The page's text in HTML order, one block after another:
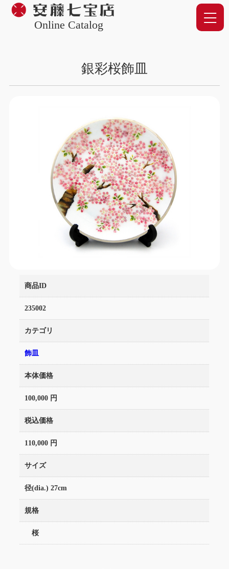
Online Catalog
銀彩桜飾皿
商品ID
235002
カテゴリ
飾皿
本体価格
100,000 円
税込価格
110,000 円
サイズ
径(dia.) 27cm
規格
桜